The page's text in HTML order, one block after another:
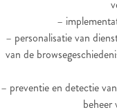
–
– personalisatie van
van de
– preventie en detectie
beheer